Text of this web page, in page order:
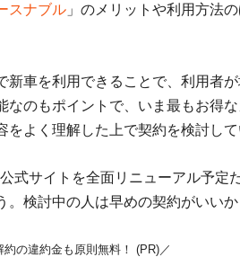
スナブル 」のメリットや利用方法
新車を利用できることで、利用者
なのもポイントで、いま最もお得
よく理解した上で契約を検討して
式サイトを全面リニューアル予定
検討中の人は早めの契約がいいか
約の違約金も原則無料！ (PR)／